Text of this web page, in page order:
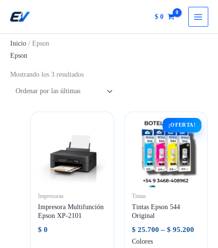
$ 0
Inicio / Epson
Epson
Mostrando los 3 resultadosOrdenado
recientes
Impresoras
Impresora Multifunción
Epson XP-2101
$ 0
¡OFERTA!
Tintas
Tintas Epson 544
Original
$ 25.700 – $ 95.200Rango
Colores